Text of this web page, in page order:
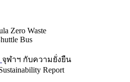
Zero Waste
Bus
จุฬาฯ กับความยั่งยืน
Report